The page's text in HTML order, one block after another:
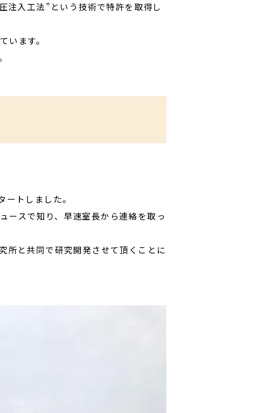
注入工法”という技術で特許を取得し
います。
トしました。
ースで知り、早速室長から連絡を取っ
所と共同で研究開発させて頂くことに